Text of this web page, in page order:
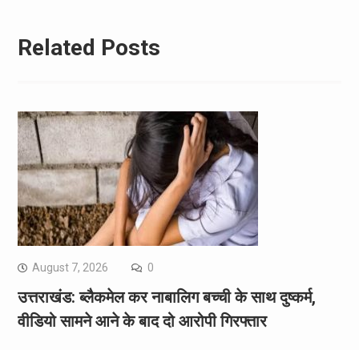
Related Posts
August 7, 2026 0
उत्तराखंड: ब्लैकमेल कर नाबालिग बच्ची के साथ दुष्कर्म,
वीडियो सामने आने के बाद दो आरोपी गिरफ्तार